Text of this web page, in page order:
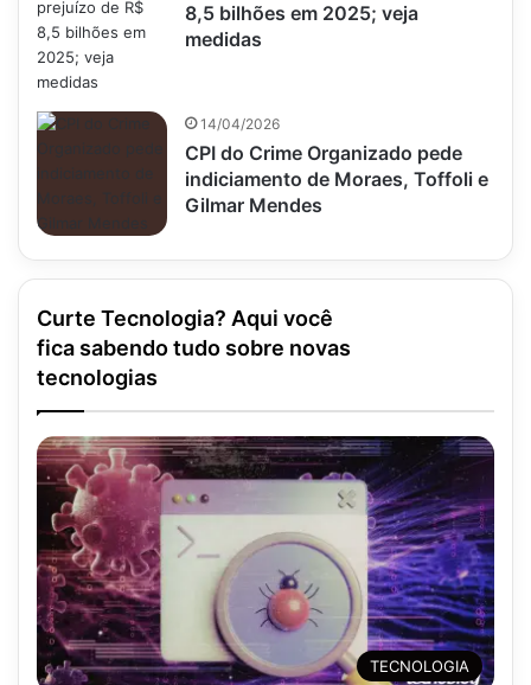
8,5 bilhões em 2025; veja
medidas
14/04/2026
CPI do Crime Organizado pede
indiciamento de Moraes, Toffoli e
Gilmar Mendes
Curte Tecnologia? Aqui você
fica sabendo tudo sobre novas
tecnologias
TECNOLOGIA